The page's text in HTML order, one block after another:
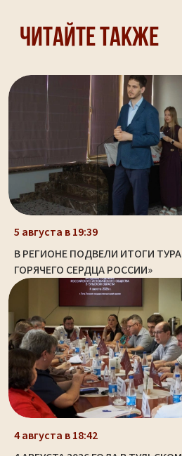
Читайте также
5 августа в 19:39
В РЕГИОНЕ ПОДВЕЛИ ИТОГИ
ГОРЯЧЕГО СЕРДЦА РОССИИ»
4 августа в 18:42